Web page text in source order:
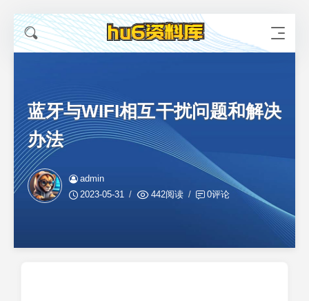
蓝牙与WIFI相互干扰问题和解决
办法
admin
2023-05-31
442阅读 0评论